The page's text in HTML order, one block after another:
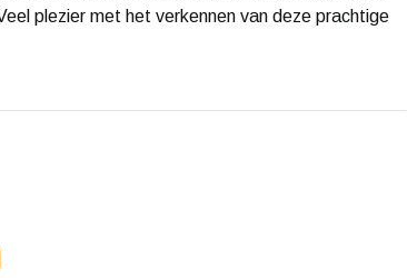
plezier met het verkennen van deze prachtige